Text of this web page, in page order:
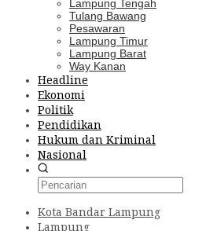
Lampung Tengah
Tulang Bawang
Pesawaran
Lampung Timur
Lampung Barat
Way Kanan
Headline
Ekonomi
Politik
Pendidikan
Hukum dan Kriminal
Nasional
Kota Bandar Lampung
Lampung